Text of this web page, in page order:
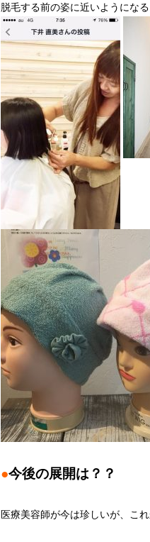
脱毛する前の姿に近いようにな
●今後の展開は？？
医療美容師が今は珍しいが、こ